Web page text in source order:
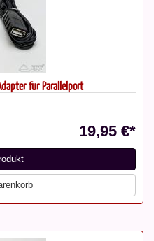
für Parallelport
19,95 €*